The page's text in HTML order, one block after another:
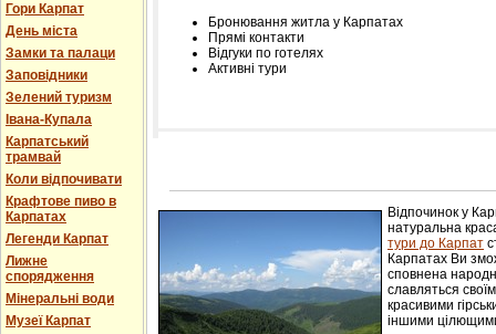
Гори Карпат
День міста
Замки та палаци
Заповідники
Зелений туризм
Івана-Купала
Карпатський
трамвай
Коли відпочивати
Крафтове пиво в
Карпатах
Легенди Карпат
Лижне
спорядження
Мінеральні води
Музеї Карпат
Бронювання житла у Карпатах
Прямі контакти
Відгуки по готелях
Активні тури
Лічільник відвідувачів
Відпочинок у
натуральна
тури до Карпат
Карпатах Ви
сповнена
славляться
красивими
іншими